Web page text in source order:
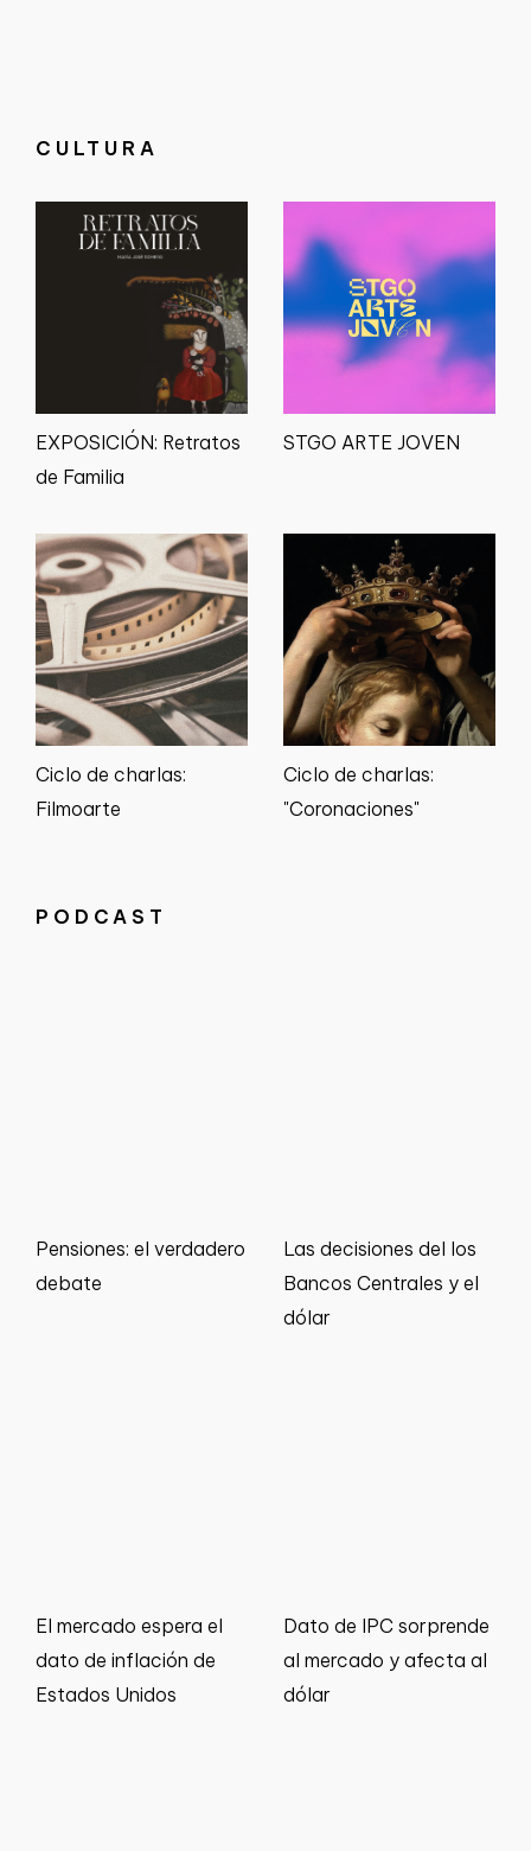
CULTURA
EXPOSICIÓN: Retratos
de Familia
STGO ARTE JOVEN
Ciclo de charlas:
Filmoarte
Ciclo de charlas:
"Coronaciones"
PODCAST
Pensiones: el verdadero
debate
Las decisiones del los
Bancos Centrales y el
dólar
El mercado espera el
dato de inflación de
Estados Unidos
Dato de IPC sorprende
al mercado y afecta al
dólar